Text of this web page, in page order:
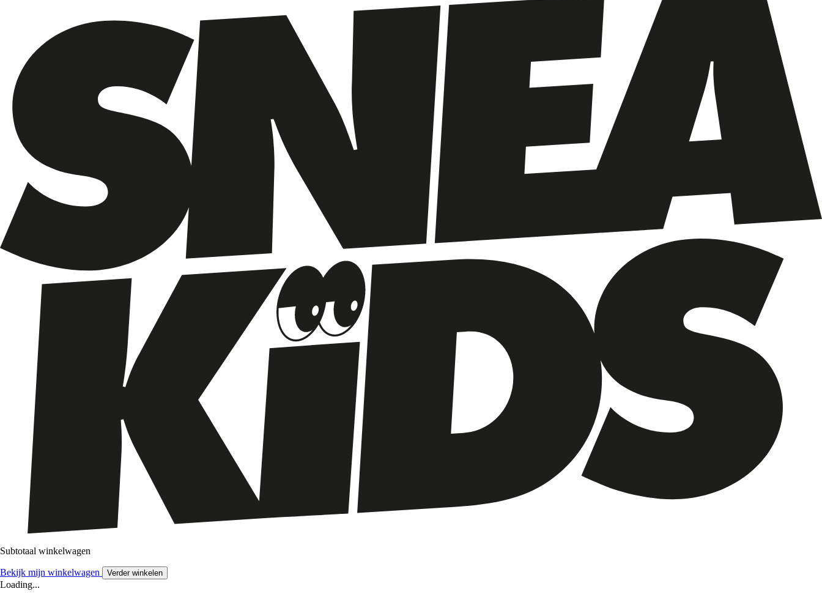
Subtotaal winkelwagen
Bekijk mijn winkelwagen Verder winkelen
Loading...